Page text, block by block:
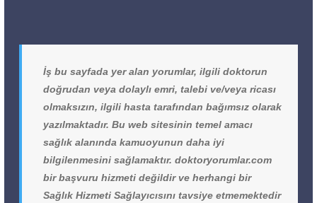
İş bu sayfada yer alan yorumlar, ilgili doktorun
doğrudan veya dolaylı emri, talebi ve/veya ricası
olmaksızın, ilgili hasta tarafından bağımsız olarak
yazılmaktadır. Bu web sitesinin temel amacı
sağlık alanında kamuoyunun daha iyi
bilgilenmesini sağlamaktır. doktoryorumlar.com
bir başvuru hizmeti değildir ve herhangi bir
Sağlık Hizmeti Sağlayıcısını tavsiye etmemektedir